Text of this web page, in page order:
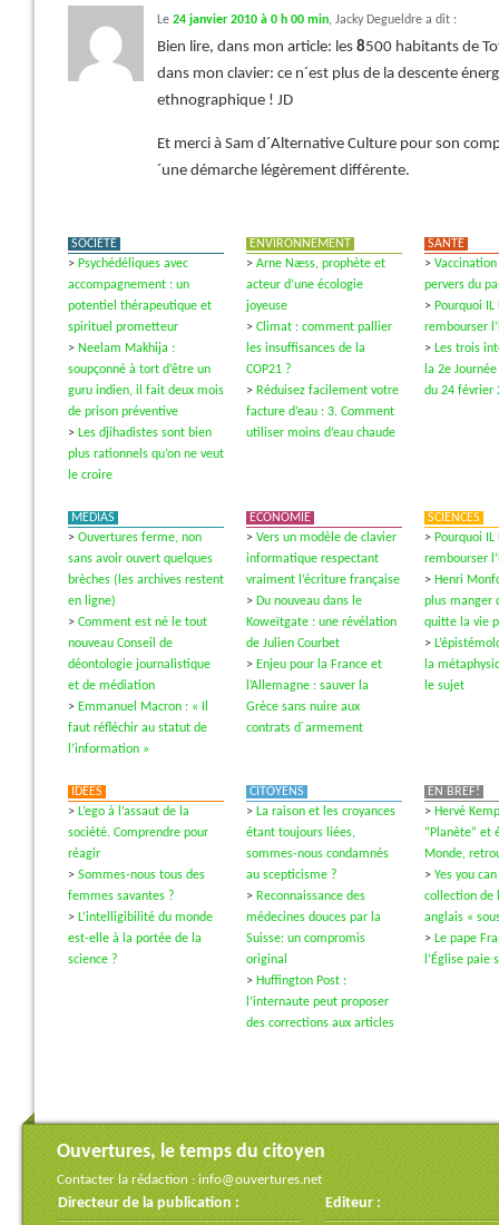
Le 24 janvier 2010 à 0 h 00 min, Jacky Degueldre a dit :
Bien lire, dans mon article: les 8500 habitants de
dans mon clavier: ce n´est plus de la descente
ethnographique ! JD
Et merci à Sam d´Alternative Culture pour son
´une démarche légèrement différente.
SOCIÉTÉ
> Psychédéliques avec
accompagnement : un
potentiel thérapeutique et
spirituel prometteur
> Neelam Makhija :
soupçonné à tort d’être un
guru indien, il fait deux mois
de prison préventive
> Les djihadistes sont bien
plus rationnels qu’on ne veut
le croire
ENVIRONNEMENT
> Arne Næss, prophète et
acteur d’une écologie
joyeuse
> Climat : comment pallier
les insuffisances de la
COP21 ?
> Réduisez facilement votre
facture d’eau : 3. Comment
utiliser moins d’eau chaude
SANTÉ
>
pervers du
> Pourquoi IL
rembourser
> Les trois
la 2e
du 24 février
MÉDIAS
> Ouvertures ferme, non
sans avoir ouvert quelques
brèches (les archives restent
en ligne)
> Comment est né le tout
nouveau Conseil de
déontologie journalistique
et de médiation
> Emmanuel Macron : « Il
faut réfléchir au statut de
l’information »
ECONOMIE
> Vers un modèle de clavier
informatique respectant
vraiment l’écriture française
> Du nouveau dans le
Koweïtgate : une révélation
de Julien Courbet
> Enjeu pour la France et
l’Allemagne : sauver la
Grèce sans nuire aux
contrats d´armement
SCIENCES
> Pourquoi IL
rembourser
> Henri
plus manger
quitte la vie
>
la
le sujet
IDÉES
> L’ego à l’assaut de la
société. Comprendre pour
réagir
> Sommes-nous tous des
femmes savantes ?
> L’intelligibilité du monde
est-elle à la portée de la
science ?
CITOYENS
> La raison et les croyances
étant toujours liées,
sommes-nous condamnés
au scepticisme ?
> Reconnaissance des
médecines douces par la
Suisse: un compromis
original
> Huffington Post :
l’internaute peut proposer
des corrections aux articles
EN BREF!
> Hervé
“Planète” et
Monde,
> Yes you
collection de
anglais «
> Le pape
l’Église paie
Ouvertures, le temps du citoyen
Contacter la rédaction : info@ouvertures.net
Directeur de la publication : Editeur :